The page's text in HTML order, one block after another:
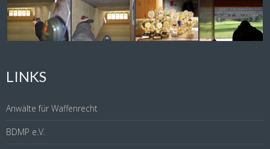
LINKS
Anwälte für Waffenrecht
BDMP e.V.